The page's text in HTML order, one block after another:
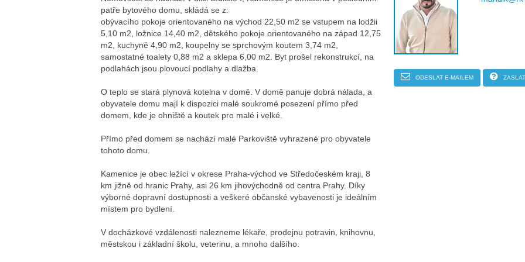
patře bytového domu, skládá se z:
obývacího pokoje orientovaného na východ 22,50 m2 se vstupem na lodžii
5,10 m2, ložnice 14,40 m2, dětského pokoje orientovaného na západ 12,75
m2, kuchyně 4,90 m2, koupelny se sprchovým koutem 3,74 m2,
samostatné toalety 0,88 m2 a sklepa 6,00 m2. Byt prošel rekonstrukcí, na
podlahách jsou plovoucí podlahy a dlažba.
O teplo se stará plynová kotelna v domě. V domě panuje dobrá nálada, a
obyvatele domu mají k dispozici malé soukromé posezení přímo před
domem, kde je ohniště a koutek pro malé i velké.
Přímo před domem se nachází malé Parkoviště vyhrazené pro obyvatele
tohoto domu.
Kamenice je obec ležící v okrese Praha-východ ve Středočeském kraji, 8
km jižně od hranic Prahy, asi 26 km jihovýchodně od centra Prahy. Díky
výborné dopravní dostupnosti a veškeré občanské vybavenosti je ideálním
místem pro bydlení.
V docházkové vzdálenosti nalezneme lékaře, prodejnu potravin, knihovnu,
městskou i základní školu, veterinu, a mnoho dalšího.
ODESLAT E-MAILEM